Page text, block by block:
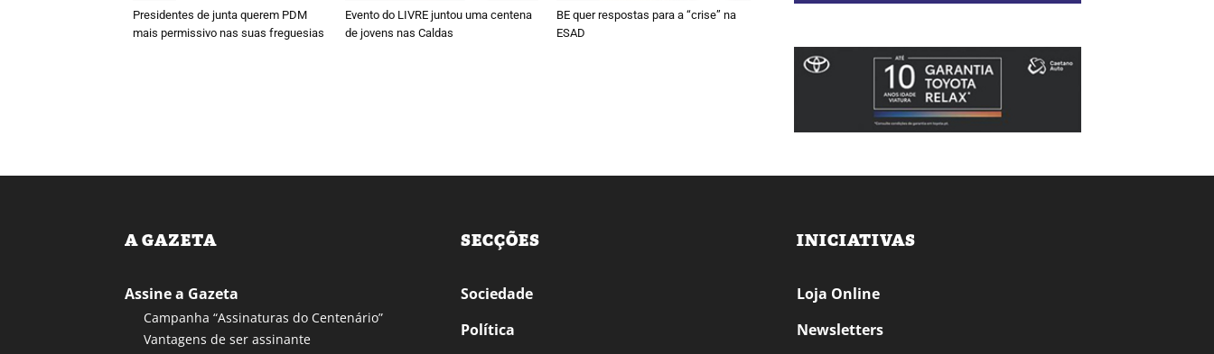
Presidentes de junta querem PDM
mais permissivo nas suas freguesias
Evento do LIVRE juntou uma centena
de jovens nas Caldas
BE quer respostas para a “crise” na
ESAD
A GAZETA
Assine a Gazeta
Campanha “Assinaturas do Centenário”
Vantagens de ser assinante
SECÇÕES
Sociedade
Política
INICIATIVAS
Loja Online
Newsletters